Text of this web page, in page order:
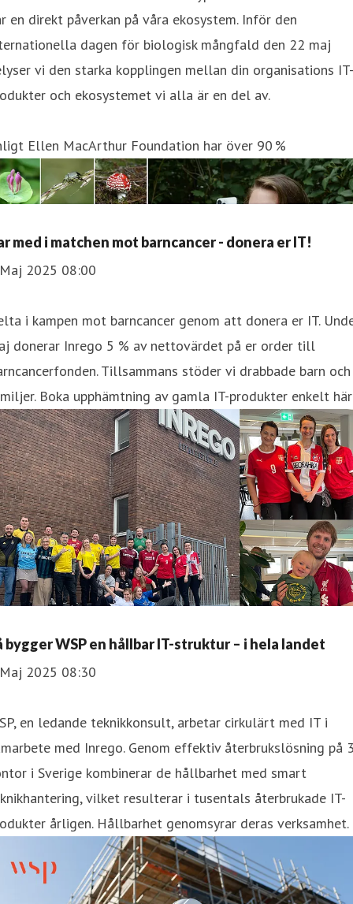
en direkt påverkan på våra ekosystem. Inför den
dagen för biologisk mångfald den 22 maj
vi den starka kopplingen mellan din organisations IT-
och ekosystemet vi alla är en del av.
Ellen MacArthur Foundation har över 90 %
med i matchen mot barncancer - donera er IT!
2025 08:00
i kampen mot barncancer genom att donera er IT.
donerar Inrego 5 % av nettovärdet på er order till
Tillsammans stöder vi drabbade barn och
Boka upphämtning av gamla IT-produkter enkelt
bygger WSP en hållbar IT-struktur – i hela landet
2025 08:30
en ledande teknikkonsult, arbetar cirkulärt med IT i
med Inrego. Genom effektiv återbrukslösning på
i Sverige kombinerar de hållbarhet med smart
vilket resulterar i tusentals återbrukade IT-
årligen. Hållbarhet genomsyrar deras verksamhet.